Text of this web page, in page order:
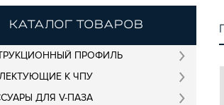
КАТАЛОГ ТОВАРОВ
ПРОФИЛЬ
К ЧПУ
ДЛЯ V-ПАЗА